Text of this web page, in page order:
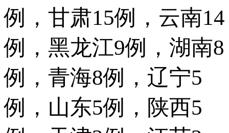
例，甘肃15例，云南14
例，黑龙江9例，湖南8
例，青海8例，辽宁5
例，山东5例，陕西5